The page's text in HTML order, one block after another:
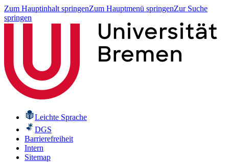
Zum Hauptinhalt springenZum Hauptmenü springenZur Suche
springen
Leichte Sprache
DGS
Barrierefreiheit
Intern
Sitemap